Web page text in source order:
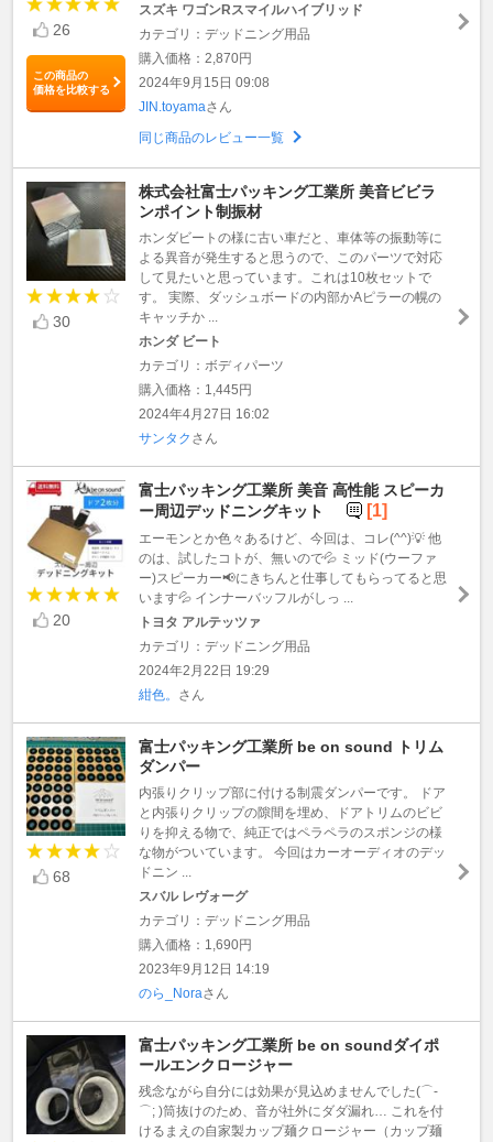
26
この商品の
価格を比較する
スズキ ワゴンRスマイルハイブリッド
カテゴリ：デッドニング用品
購入価格：2,870円
2024年9月15日 09:08
JIN.toyamaさん
同じ商品のレビュー一覧
30
株式会社富士パッキング工業所 美音ビビラ
ンポイント制振材
ホンダビートの様に古い車だと、車体等の振動等に
よる異音が発生すると思うので、このパーツで対応
して見たいと思っています。これは10枚セットで
す。 実際、ダッシュボードの内部かAピラーの幌の
キャッチか ...
ホンダ ビート
カテゴリ：ボディパーツ
購入価格：1,445円
2024年4月27日 16:02
サンタク さん
20
富士パッキング工業所 美音 高性能 スピーカ
ー周辺デッドニングキット
[1]
エーモンとか色々あるけど、今回は、コレ(^^)💡 他
のは、試したコトが、無いので💦 ミッド(ウーファ
ー)スピーカー📢にきちんと仕事してもらってると思
います💦 インナーバッフルがしっ ...
トヨタ アルテッツァ
カテゴリ：デッドニング用品
2024年2月22日 19:29
紺色。 さん
68
富士パッキング工業所 be on sound トリム
ダンパー
内張りクリップ部に付ける制震ダンパーです。 ドア
と内張りクリップの隙間を埋め、ドアトリムのビビ
りを抑える物で、純正ではペラペラのスポンジの様
な物がついています。 今回はカーオーディオのデッ
ドニン ...
スバル レヴォーグ
カテゴリ：デッドニング用品
購入価格：1,690円
2023年9月12日 14:19
のら_Noraさん
富士パッキング工業所 be on soundダイポ
ールエンクロージャー
残念ながら自分には効果が見込めませんでした(⌒-
⌒; )筒抜けのため、音が社外にダダ漏れ… これを付
けるまえの自家製カップ麺クロージャー（カップ麺